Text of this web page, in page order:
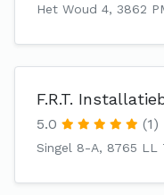
Het Woud 4, 3862
F.R.T.
5.0 (1)
Singel 8-A, 8765 LL